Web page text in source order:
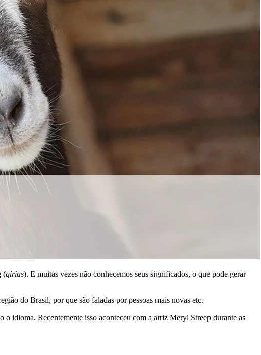
(gírias). E muitas vezes não conhecemos seus significados, o que pode gerar
do Brasil, por que são faladas por pessoas mais novas etc.
idioma. Recentemente isso aconteceu com a atriz Meryl Streep durante as